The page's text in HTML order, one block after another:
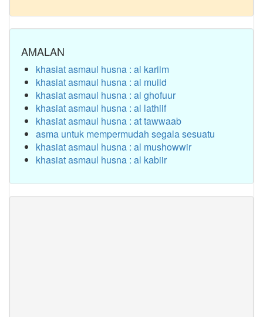
AMALAN
khasiat asmaul husna : al kariim
khasiat asmaul husna : al muiid
khasiat asmaul husna : al ghofuur
khasiat asmaul husna : al lathiif
khasiat asmaul husna : at tawwaab
asma untuk mempermudah segala sesuatu
khasiat asmaul husna : al mushowwir
khasiat asmaul husna : al kabiir